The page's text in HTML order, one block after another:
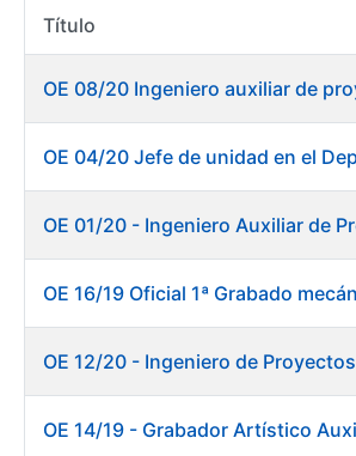
Mostrar/Ocultar
Mostrar/Ocultar
Mostrar/Ocultar
Título
OE 12/20 - Ingeniero de Proyectos